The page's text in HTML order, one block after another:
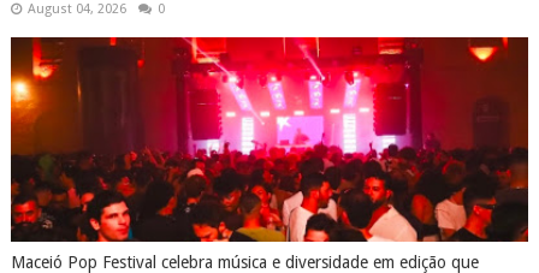
August 04, 2026 0
Maceió Pop Festival celebra música e diversidade em edição que